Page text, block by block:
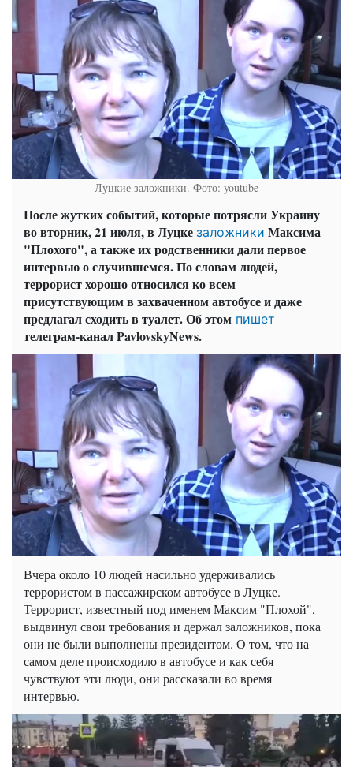
Луцкие заложники. Фото: youtube
После жутких событий, которые потрясли Украину
во вторник, 21 июля, в Луцке заложники Максима
"Плохого", а также их родственники дали первое
интервью о случившемся. По словам людей,
террорист хорошо относился ко всем
присутствующим в захваченном автобусе и даже
предлагал сходить в туалет. Об этом пишет
телеграм-канал PavlovskyNews.
Вчера около 10 людей насильно удерживались
террористом в пассажирском автобусе в Луцке.
Террорист, известный под именем Максим "Плохой",
выдвинул свои требования и держал заложников, пока
они не были выполнены президентом. О том, что на
самом деле происходило в автобусе и как себя
чувствуют эти люди, они рассказали во время
интервью.